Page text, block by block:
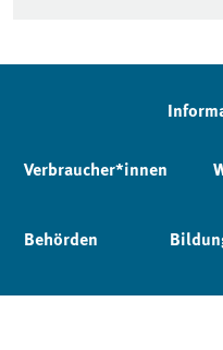
Verbraucher*innen
Behörden